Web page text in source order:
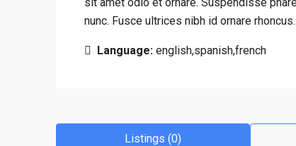
nunc. Fusce ultrices nibh id ornare
Language: english,spanish,french
Listings (0)